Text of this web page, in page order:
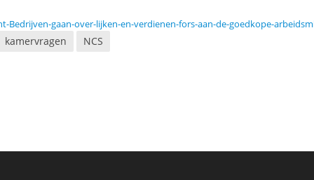
Bedrijven-gaan-over-lijken-en-verdienen-fors-aan-de-goedkope-
kamervragen NCS